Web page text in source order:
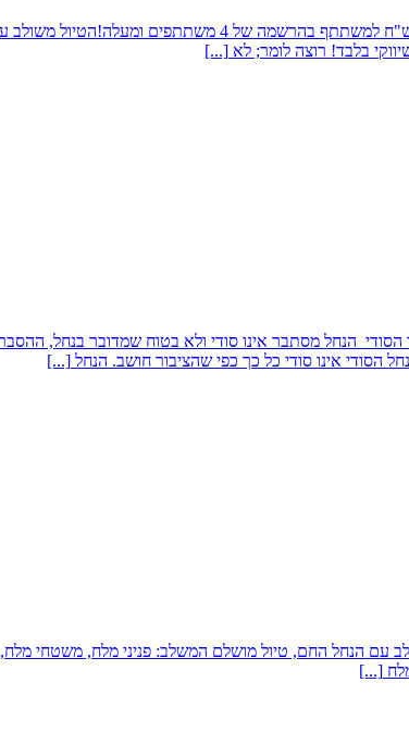
אודות חוף הפנינה - חוף הפניניםבחופשת הפסח בתאריכים: 27-03-2026 ו-05-04-2026עלות הטיול 250 ש"ח, מחיר
בלבד! רוצה לומר; לא [...]
ה-15-10-2026, יום שישי ה- 23-10-2026, יום שישי ה-30-10-2026הנחל הסודי - הנהר הסודי הנחל מסתבר אינו סודי
הסודי אינו סודי כל כך כפי שהציבור חושב. הנחל [...]
מבצע – 225 ש"ח למשתתף בהרשמה של 4 משתתפים ומעלה!הטיול משולב עם הנחל החם, טיול מושלם המשלב:
[...]